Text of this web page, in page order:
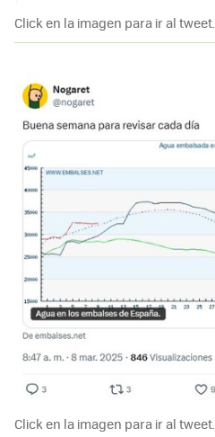
Click en la imagen para ir al tweet.
Click en la imagen para ir al tweet.